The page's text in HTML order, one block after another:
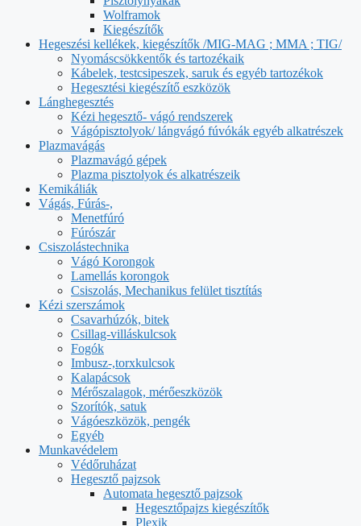
Wolframok
Kiegészítők
Hegeszési kellékek, kiegészítők /MIG-MAG ; MMA ; TIG/
Nyomáscsökkentők és tartozékaik
Kábelek, testcsipeszek, saruk és egyéb tartozékok
Hegesztési kiegészítő eszközök
Lánghegesztés
Kézi hegesztő- vágó rendszerek
Vágópisztolyok/ lángvágó fúvókák egyéb alkatrészek
Plazmavágás
Plazmavágó gépek
Plazma pisztolyok és alkatrészeik
Kemikáliák
Vágás, Fúrás-,
Menetfúró
Fúrószár
Csiszolástechnika
Vágó Korongok
Lamellás korongok
Csiszolás, Mechanikus felület tisztítás
Kézi szerszámok
Csavarhúzók, bitek
Csillag-villáskulcsok
Fogók
Imbusz-,torxkulcsok
Kalapácsok
Mérőszalagok, mérőeszközök
Szorítók, satuk
Vágóeszközök, pengék
Egyéb
Munkavédelem
Védőruházat
Hegesztő pajzsok
Automata hegesztő pajzsok
Hegesztőpajzs kiegészítők
Plexik